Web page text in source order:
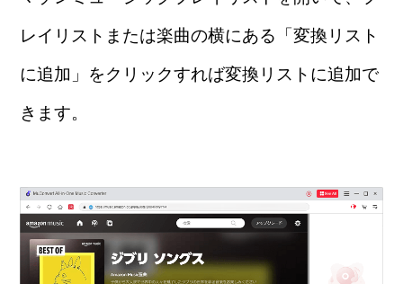
レイリストまたは楽曲の横にある「変換リスト
に追加」をクリックすれば変換リストに追加で
きます。